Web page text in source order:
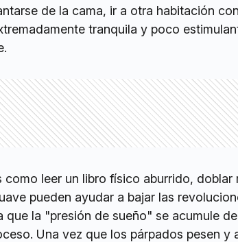
de la cama, ir a otra habitación
tranquila y poco
como leer un libro físico aburrido, doblar
pueden ayudar a bajar las
que la "presión de sueño" se acumule
Una vez que los párpados pesen y